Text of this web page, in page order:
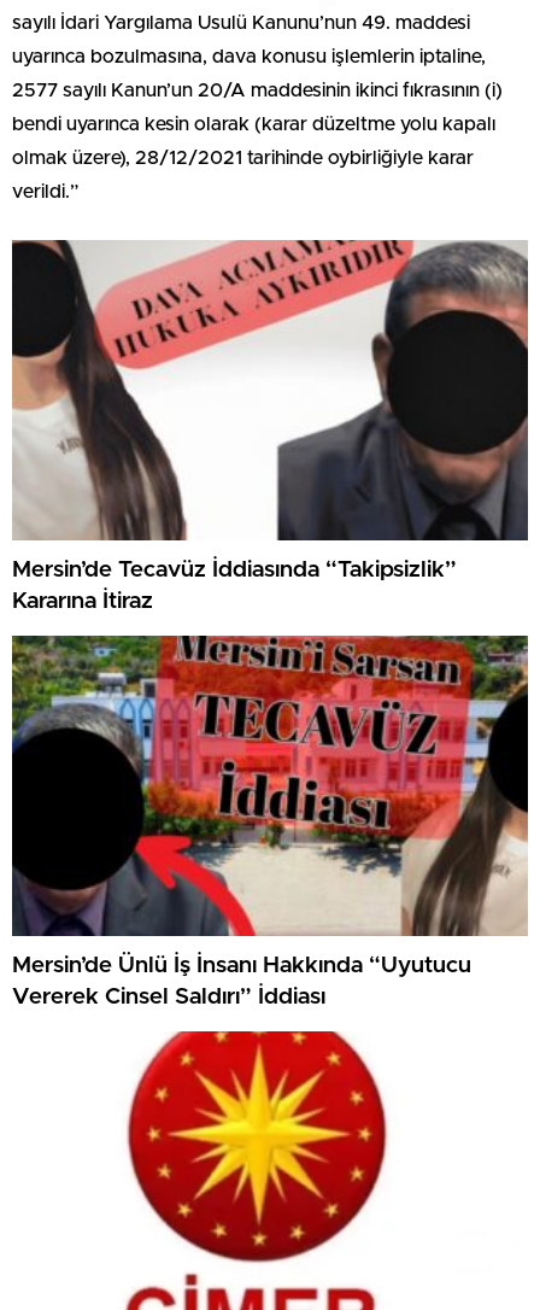
sayılı İdari Yargılama Usulü Kanunu’nun 49. maddesi
uyarınca bozulmasına, dava konusu işlemlerin iptaline,
2577 sayılı Kanun’un 20/A maddesinin ikinci fıkrasının (i)
bendi uyarınca kesin olarak (karar düzeltme yolu kapalı
olmak üzere), 28/12/2021 tarihinde oybirliğiyle karar
verildi.”
Mersin’de Tecavüz İddiasında “Takipsizlik”
Kararına İtiraz
Mersin’de Ünlü İş İnsanı Hakkında “Uyutucu
Vererek Cinsel Saldırı” İddiası